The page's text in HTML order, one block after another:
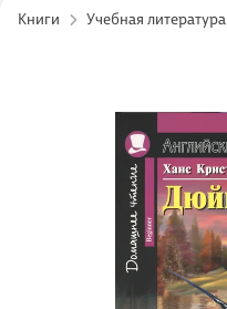
Книги Учебная литература